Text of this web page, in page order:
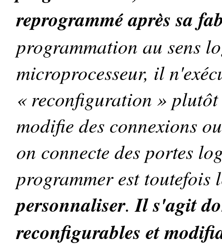
reprogrammé après sa
programmation au sens
microprocesseur, il
« reconfiguration »
modifie des connexions
on connecte des portes
programmer est toutefois
personnaliser. Il s'agit
reconfigurables et